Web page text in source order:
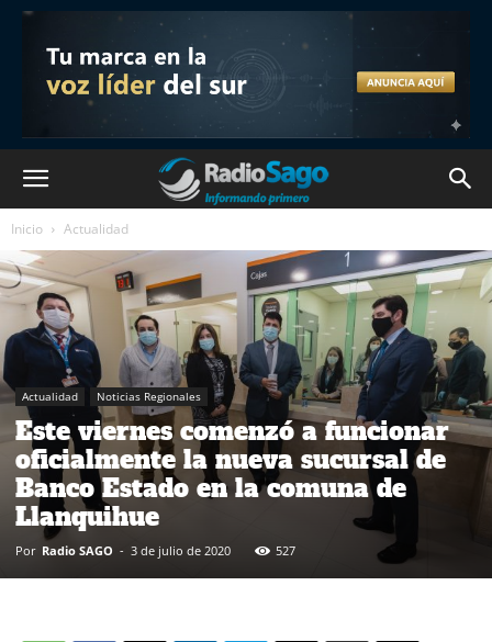
Inicio Actualidad
Actualidad Noticias Regionales
Este viernes comenzó a funcionar
oficialmente la nueva sucursal de
Banco Estado en la comuna de
Llanquihue
Por Radio SAGO - 3 de julio de 2020 527